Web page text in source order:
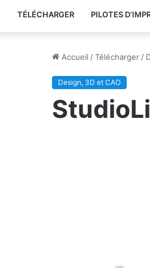
TÉLÉCHARGER PILOTES
Accueil /Télécharger /
Design, 3D et CAO